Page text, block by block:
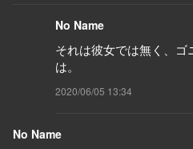
No Name
それは彼女では無く、
は。
2020/06/05 13:34
No Name